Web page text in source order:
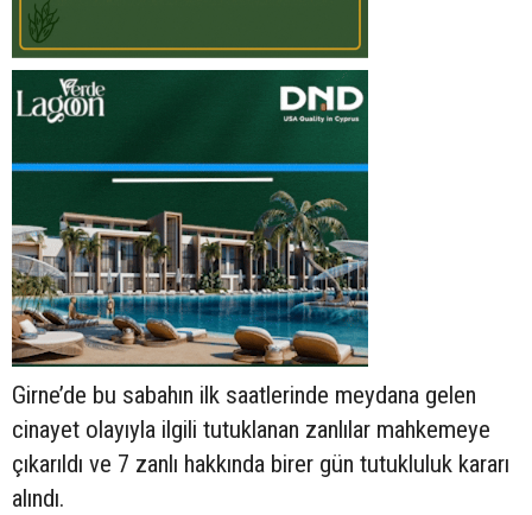
Girne’de bu sabahın ilk saatlerinde meydana gelen
cinayet olayıyla ilgili tutuklanan zanlılar mahkemeye
çıkarıldı ve 7 zanlı hakkında birer gün tutukluluk kararı
alındı.